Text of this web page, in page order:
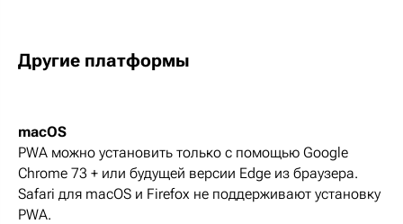
Другие платформы
macOS
PWA можно установить только с помощью Google
Chrome 73 + или будущей версии Edge из браузера.
Safari для macOS и Firefox не поддерживают установку
PWA.